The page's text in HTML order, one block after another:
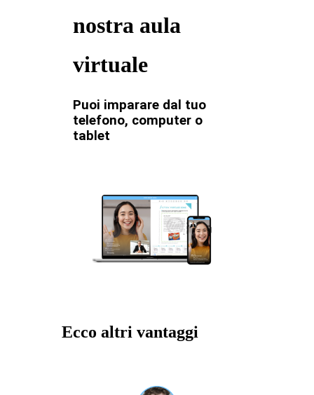
nostra aula
virtuale
Puoi imparare dal tuo
telefono, computer o
tablet
Ecco altri vantaggi